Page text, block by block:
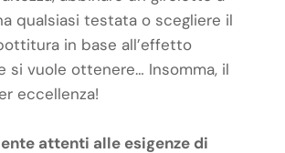
qualsiasi testata o scegliere il
in base all’effetto
si vuole ottenere… Insomma, il
eccellenza!
attenti alle esigenze di